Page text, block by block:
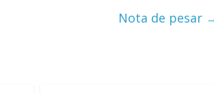
Nota de pesar